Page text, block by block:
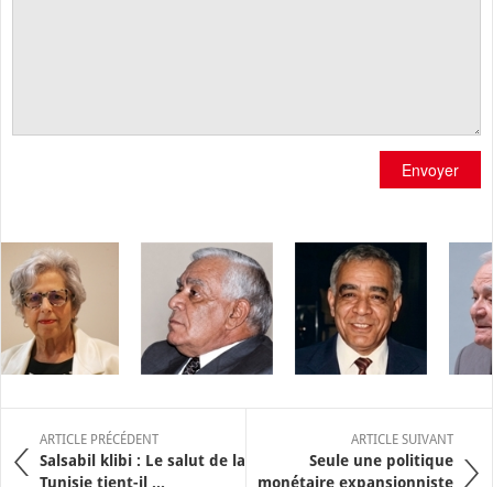
Envoyer
ARTICLE PRÉCÉDENT
Salsabil klibi : Le salut de la
Tunisie tient-il ...
ARTICLE SUIVANT
Seule une politique
monétaire expansionniste